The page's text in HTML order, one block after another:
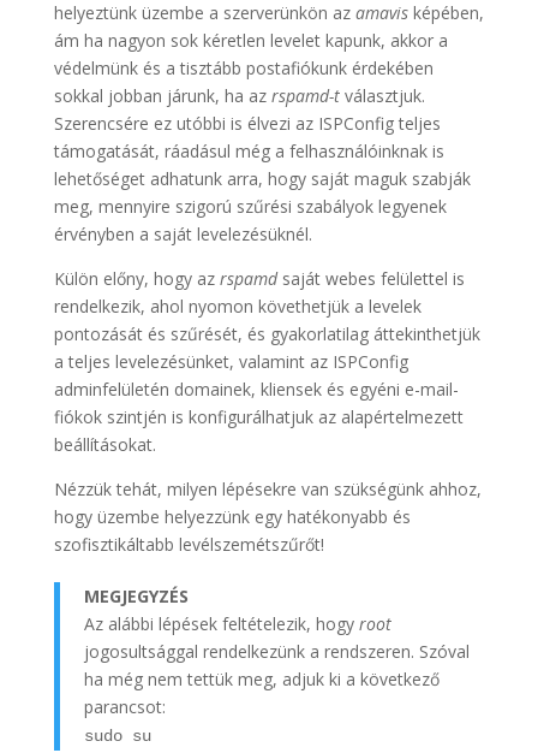
helyeztünk üzembe a szerverünkön az amavisképében,
ám ha nagyon sok kéretlen levelet kapunk, akkor a
védelmünk és a tisztább postafiókunk érdekében
sokkal jobban járunk, ha az rspamd-tválasztjuk.
Szerencsére ez utóbbi is élvezi az ISPConfig teljes
támogatását, ráadásul még a felhasználóinknak is
lehetőséget adhatunk arra, hogy saját maguk szabják
meg, mennyire szigorú szűrési szabályok legyenek
érvényben a saját levelezésüknél.
Külön előny, hogy az rspamdsaját webes felülettel is
rendelkezik, ahol nyomon követhetjük a levelek
pontozását és szűrését, és gyakorlatilag áttekinthetjük
a teljes levelezésünket, valamint az ISPConfig
adminfelületén domainek, kliensek és egyéni e-mail-
fiókok szintjén is konfigurálhatjuk az alapértelmezett
beállításokat.
Nézzük tehát, milyen lépésekre van szükségünk ahhoz,
hogy üzembe helyezzünk egy hatékonyabb és
szofisztikáltabb levélszemétszűrőt!
MEGJEGYZÉS
Az alábbi lépések feltételezik, hogy root
jogosultsággal rendelkezünk a rendszeren. Szóval
ha még nem tettük meg, adjuk ki a következő
parancsot:
sudo su